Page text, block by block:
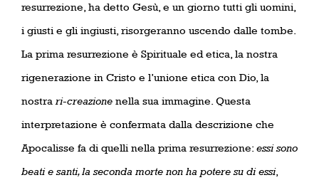
resurrezione, ha detto Gesù, e un giorno tutti gli uomini,
i giusti e gli ingiusti, risorgeranno uscendo dalle tombe.
La prima resurrezione è Spirituale ed etica, la nostra
rigenerazione in Cristo e l’unione etica con Dio, la
nostra ri-creazione nella sua immagine. Questa
interpretazione è confermata dalla descrizione che
Apocalisse fa di quelli nella prima resurrezione:essi sono
beati e santi, la seconda morte non ha potere su di essi,